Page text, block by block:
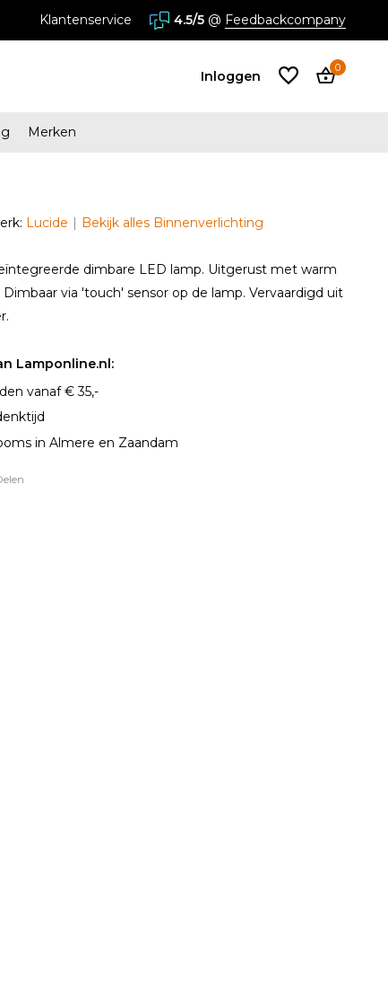
in Almere en Zaandam
Klantenservice 4.5/5 @ Feedbackcompany
Inloggen
Account
0
Merken
Lucide Bekijk alles Binnenverlichting
dimbare LED lamp. Uitgerust met warm
via 'touch' sensor op de lamp. Vervaardigd uit
Lamponline.nl:
vanaf € 35,-
in Almere en Zaandam